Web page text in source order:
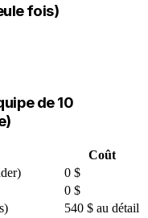
fois)
de 10
Coût
0 $
0 $
540 $ au détail